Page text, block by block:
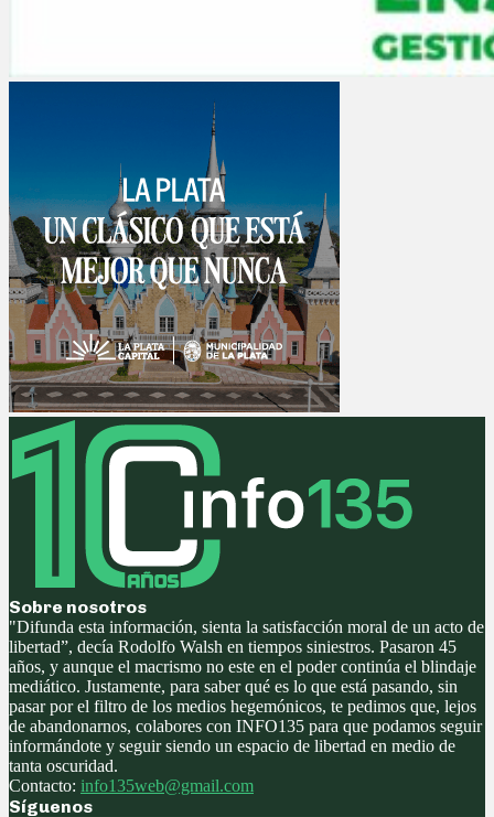
Sobre nosotros
"Difunda esta información, sienta la satisfacción moral de un acto de
libertad”, decía Rodolfo Walsh en tiempos siniestros. Pasaron 45
años, y aunque el macrismo no este en el poder continúa el blindaje
mediático. Justamente, para saber qué es lo que está pasando, sin
pasar por el filtro de los medios hegemónicos, te pedimos que, lejos
de abandonarnos, colabores con INFO135 para que podamos seguir
informándote y seguir siendo un espacio de libertad en medio de
tanta oscuridad.
Contacto: info135web@gmail.com
Síguenos